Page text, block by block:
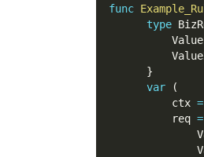
func
type
}
var
(
          ctx
=
          req
=